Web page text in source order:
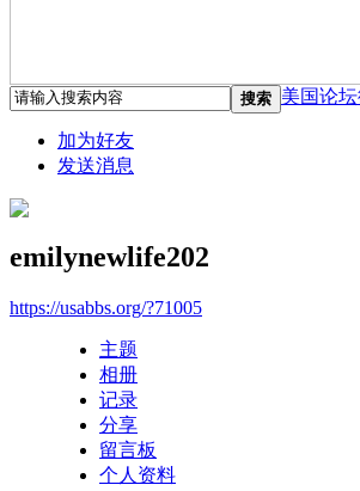
搜索 美国论
加为好友
发送消息
emilynewlife202
https://usabbs.org/?71005
主题
相册
记录
分享
留言板
个人资料